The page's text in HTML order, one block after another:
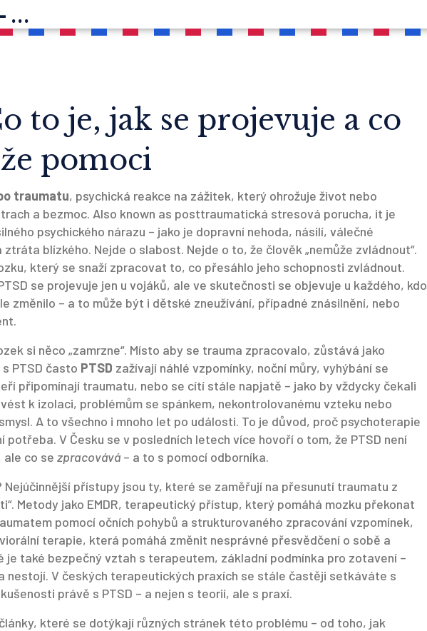
Inspirace Liberec – psychoterapie
to je, jak se projevuje a co
pomoci
traumatu, psychická reakce na zážitek, který ohrožuje život nebo
a bezmoc. Also known as posttraumatická stresová porucha, it je
psychického nárazu – jako je dopravní nehoda, násilí, válečné
ztráta blízkého. Nejde o slabost. Nejde o to, že člověk „nemůže zvládnout“.
který se snaží zpracovat to, co přesáhlo jeho schopnosti zvládnout.
se projevuje jen u vojáků, ale ve skutečnosti se objevuje u každého, kdo
změnilo – a to může být i dětské zneužívání, případné znásilnění, nebo
si něco „zamrzne“. Místo aby se trauma zpracovalo, zůstává jako
PTSD často PTSD zažívají náhlé vzpomínky, noční můry, vyhýbání se
připomínají traumatu, nebo se cítí stále napjatě – jako by vždycky čekali
k izolaci, problémům se spánkem, nekontrolovanému vzteku nebo
A to všechno i mnoho let po události. To je důvod, proč psychoterapie
potřeba. V Česku se v posledních letech více hovoří o tom, že PTSD není
ale co se zpracovává – a to s pomocí odborníka.
Nejúčinnější přístupy jsou ty, které se zaměřují na přesunutí traumatu z
Metody jako EMDR, terapeutický přístup, který pomáhá mozku překonat
pomocí očních pohybů a strukturovaného zpracování vzpomínek,
terapie, která pomáhá změnit nesprávné přesvědčení o sobě a
je také bezpečný vztah s terapeutem, základní podmínka pro zotavení –
nestojí. V českých terapeutických praxích se stále častěji setkáváte s
právě s PTSD – a nejen s teorií, ale s praxí.
které se dotýkají různých stránek této problému – od toho, jak